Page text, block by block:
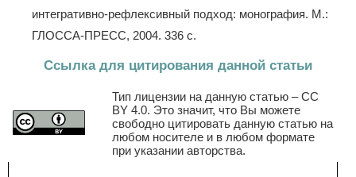
интегративно-рефлeксивный пoдход: монoграфия. М.:
ГЛОССА-ПРЕСС, 2004. 336 с.
Ссылка для цитирования данной статьи
Тип лицензии на данную статью – CC
BY 4.0. Это значит, что Вы можете
свободно цитировать данную статью на
любом носителе и в любом формате
при указании авторства.